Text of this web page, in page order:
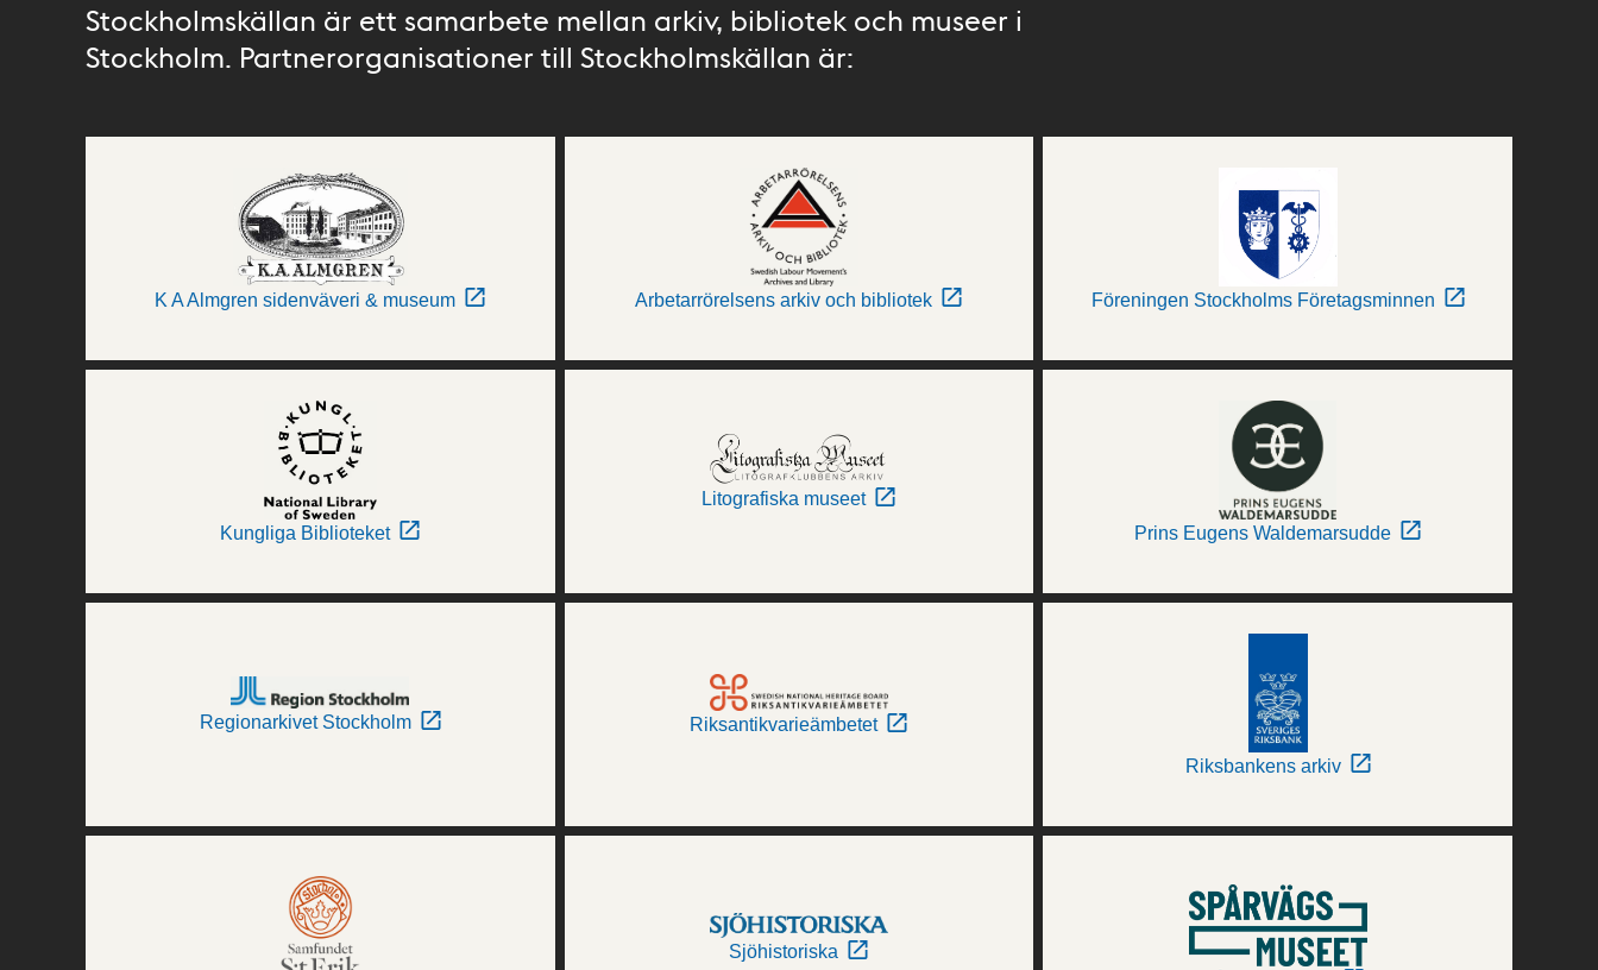
Stockholmskällan är ett samarbete mellan arkiv, bibliotek och museer i
Stockholm. Partnerorganisationer till Stockholmskällan är:
K A Almgren sidenväveri & museum Arbetarrörelsens arkiv och bibliotek Föreningen Stockholms Företagsminnen
Kungliga Biblioteket
Litografiska museet
Prins Eugens Waldemarsudde
Regionarkivet Stockholm Riksantikvarieämbetet
Riksbankens arkiv
Sjöhistoriska